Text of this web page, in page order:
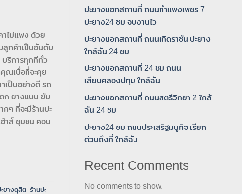
าไม่แพง ด้วย
ลูกค้าเป็นอันดับ
บริการทุกทีทั่ว
ณเบื่อที่จะคุย
เป็นอย่างดี รถ
ก ยางแบน ขับ
ๆ ที่จะมีร้านปะ
ฮ้าส์ ชุมชน คอน
ะยางดุสิต, ร้านปะ
ปะยางนอกสถานที่ ถนนกำแพงเพชร 7
ปะยาง24 ชม จบงานไว
ปะยางนอกสถานที่ ถนนเทิดราชัน ปะยาง
ใกล้ฉัน 24 ชม
ปะยางนอกสถานที่ 24 ชม ถนน
เลียบคลองปทุม ใกล้ฉัน
ปะยางนอกสถานที่ ถนนสตรีวิทยา 2 ใกล้
ฉัน 24 ชม
ปะยาง24 ชม ถนนประเสริฐมนูกิจ เรียก
ด่วนถึงที่ ใกล้ฉัน
Recent Comments
No comments to show.